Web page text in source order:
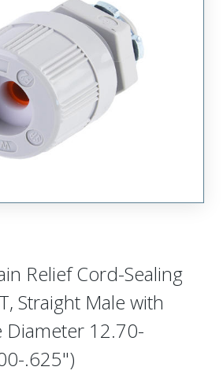
Relief Cord-Sealing
Straight Male with
Diameter 12.70-
.625")